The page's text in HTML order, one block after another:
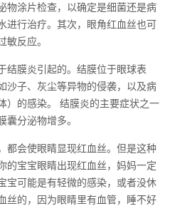
物涂片检查，以确定是细菌还是病
进行治疗。其次，眼角红血丝也可
敏反应。
结膜炎引起的。结膜位于眼球表
沙子、灰尘等异物的侵袭，以及病
）的感染。 结膜炎的主要症状之一
分泌物增多。
都会使眼睛显现红血丝。但是这种
的宝宝眼睛出现红血丝，妈妈一定
宝可能是有轻微的感染，或者没休
丝的，因为眼睛里有血管，睡不好